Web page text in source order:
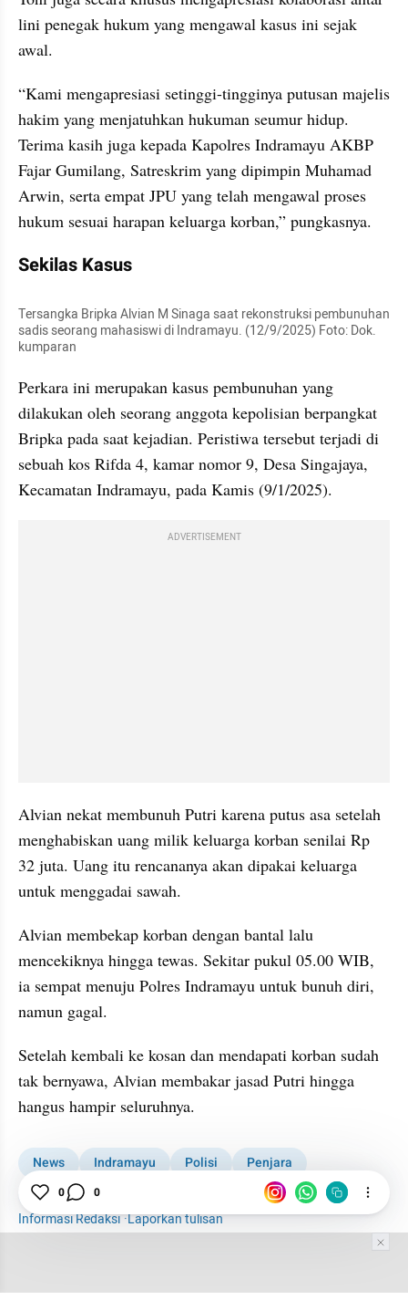
lini penegak hukum yang mengawal kasus ini sejak
awal.
‎“Kami mengapresiasi setinggi-tingginya putusan majelis
hakim yang menjatuhkan hukuman seumur hidup.
Terima kasih juga kepada Kapolres Indramayu AKBP
Fajar Gumilang, Satreskrim yang dipimpin Muhamad
Arwin, serta empat JPU yang telah mengawal proses
hukum sesuai harapan keluarga korban,” pungkasnya.
Sekilas Kasus
Tersangka Bripka Alvian M Sinaga saat rekonstruksi pembunuhan
sadis seorang mahasiswi di Indramayu. (12/9/2025) Foto: Dok.
kumparan
Perkara ini merupakan kasus pembunuhan yang
dilakukan oleh seorang anggota kepolisian berpangkat
Bripka pada saat kejadian. Peristiwa tersebut terjadi di
sebuah kos Rifda 4, kamar nomor 9, Desa Singajaya,
Kecamatan Indramayu, pada Kamis (9/1/2025).
ADVERTISEMENT
Alvian nekat membunuh Putri karena putus asa setelah
menghabiskan uang milik keluarga korban senilai Rp
32 juta. Uang itu rencananya akan dipakai keluarga
untuk menggadai sawah.
Alvian membekap korban dengan bantal lalu
mencekiknya hingga tewas. Sekitar pukul 05.00 WIB,
ia sempat menuju Polres Indramayu untuk bunuh diri,
namun gagal.
Setelah kembali ke kosan dan mendapati korban sudah
tak bernyawa, Alvian membakar jasad Putri hingga
hangus hampir seluruhnya.
News Indramayu Polisi
Penjara
Pembunuhan Berencana
Informasi Redaksi·Laporkan tulisan
0 0